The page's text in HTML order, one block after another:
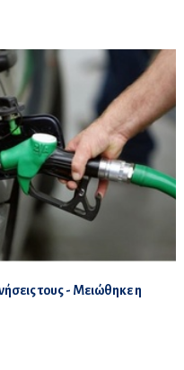
τους - Μειώθηκε η